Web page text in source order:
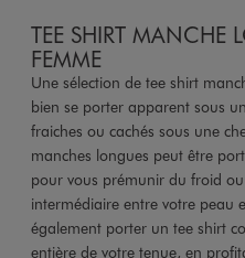
TEE SHIRT MANCHE
FEMME
Une sélection de tee shirt
bien se porter apparent sous
fraiches ou cachés sous une
manches longues peut être
pour vous prémunir du froid
intermédiaire entre votre peau
également porter un tee shirt
entière de votre tenue, en